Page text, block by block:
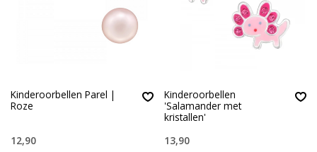
Kinderoorbellen Parel |
Roze
12,90
Kinderoorbellen
'Salamander met
kristallen'
13,90